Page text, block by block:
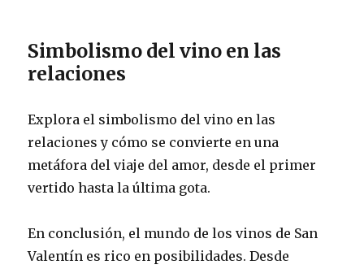
Simbolismo del vino en las
relaciones
Explora el simbolismo del vino en las
relaciones y cómo se convierte en una
metáfora del viaje del amor, desde el primer
vertido hasta la última gota.
En conclusión, el mundo de los vinos de San
Valentín es rico en posibilidades. Desde